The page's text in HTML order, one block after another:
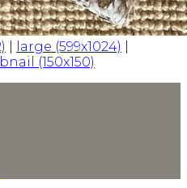
large (599x1024)
(150x150)